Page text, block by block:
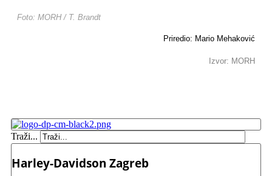
Foto: MORH / T. Brandt
Priredio: Mario Mehaković
Izvor: MORH
Traži...
Harley-Davidson Zagreb